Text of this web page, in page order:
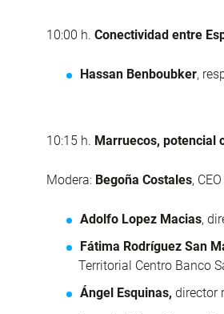
10:00 h. Conectividad entre
Hassan Benboubker,
10:15 h. Marruecos, potencial
Modera: Begoña Costales,
Adolfo Lopez Macias,
Fátima Rodríguez San
Territorial Centro Banco
Ángel Esquinas, director